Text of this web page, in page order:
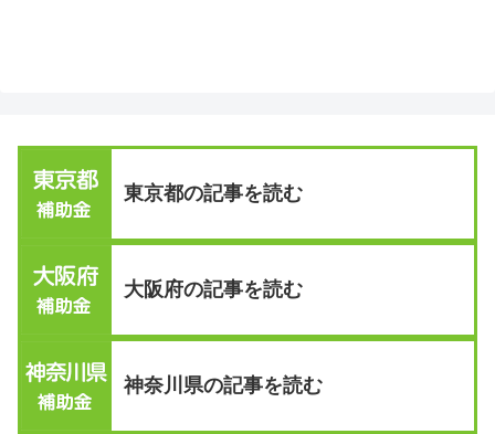
東京都の記事を読む
大阪府の記事を読む
神奈川県の記事を読む